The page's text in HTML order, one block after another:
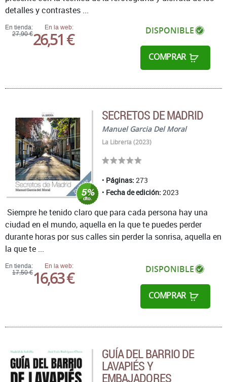
En tienda:
27,90 €
En la web:
26,51 € DISPONIBLE
COMPRAR
detalles y contrastes ...
SECRETOS DE MADRID
Manuel Garcia Del Moral
La Librería (2023)
Páginas: 273
Fecha de edición: 2023
En tienda:
17,50 €
En la web:
16,63 € DISPONIBLE
COMPRAR
Siempre he tenido claro que para cada persona hay una
ciudad en el mundo, aquella en la que te puedes perder
durante horas por sus calles sin perder la sonrisa, aquella en
la que te ...
GUÍA DEL BARRIO DE
LAVAPIÉS Y
EMBAJADORES